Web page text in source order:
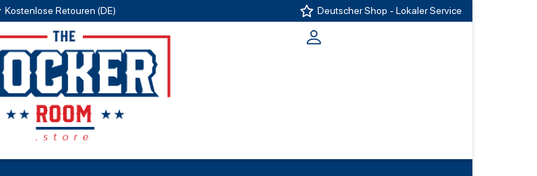
Kostenlose Retouren (DE) Deutscher Shop - Lokaler Service